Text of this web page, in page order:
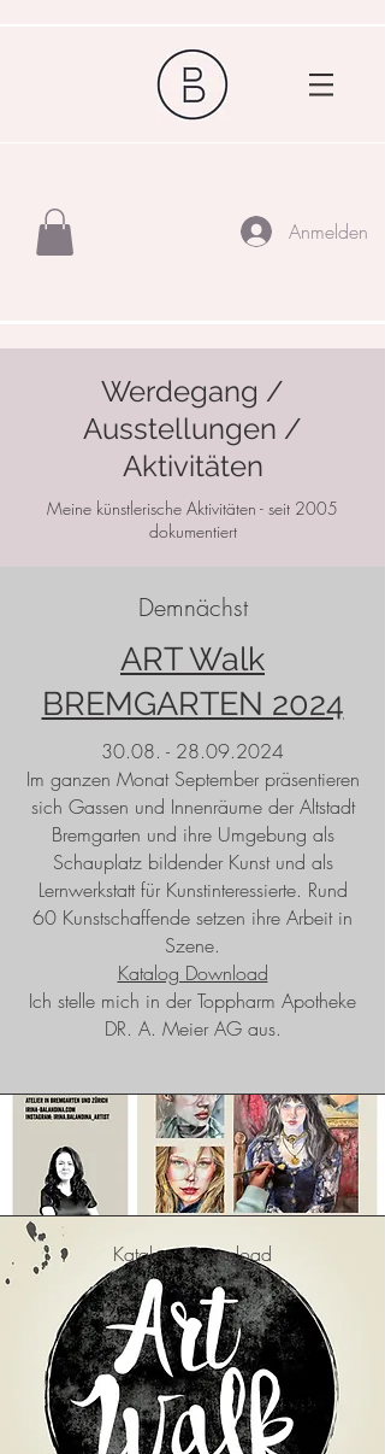
Anmelden
Werdegang /
Ausstellungen /
Aktivitäten
Meine künstlerische Aktivitäten - seit 2005
dokumentiert
Demnächst
ART Walk
BREMGARTEN 2024
30.08. - 28.09.2024
Im ganzen Monat September präsentieren
sich Gassen und Innenräume der Altstadt
Bremgarten und ihre Umgebung als
Schauplatz bildender Kunst und als
Lernwerkstatt für Kunstinteressierte. Rund
60 Kunstschaffende setzen ihre Arbeit in
Szene.
Katalog Download
Ich stelle mich in der Toppharm Apotheke
DR. A. Meier AG aus.
Katalog - Download